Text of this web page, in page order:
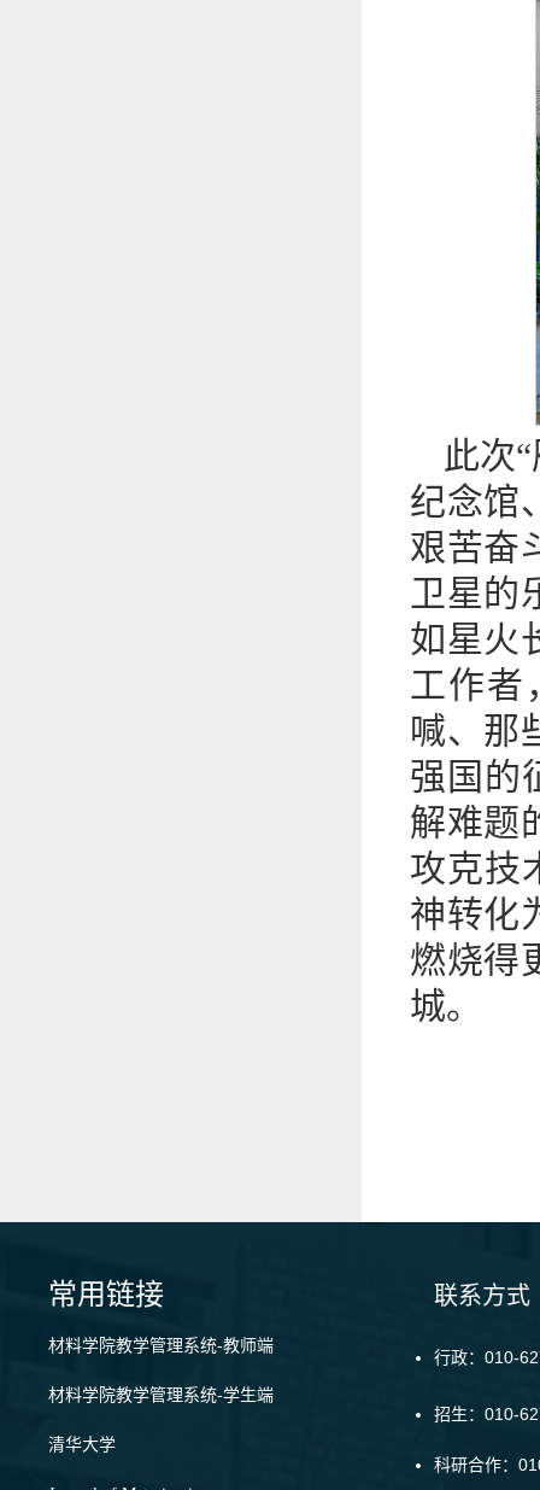
此次
纪念馆
艰苦奋
卫星的
如星火
工作
喊、那
强国的
解难题
攻克技
神转化
燃烧得
城。
常用链接
材料学院教学管理系统-教师端
材料学院教学管理系统-学生端
清华大学
联系方式
行政：010-
招生：010-
科研合作：